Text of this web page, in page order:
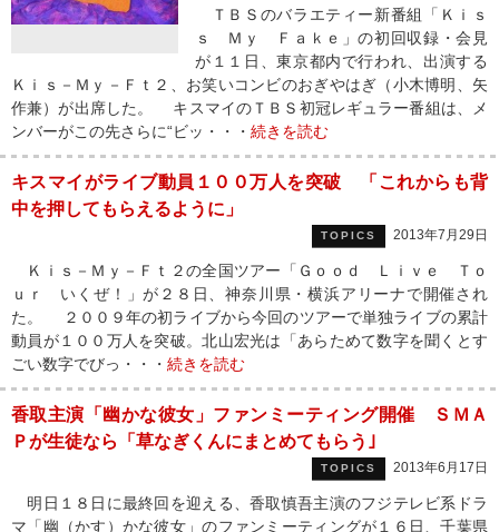
ＴＢＳのバラエティー新番組「Ｋｉｓ
ｓ Ｍｙ Ｆａｋｅ」の初回収録・会見
が１１日、東京都内で行われ、出演する
Ｋｉｓ－Ｍｙ－Ｆｔ２、お笑いコンビのおぎやはぎ（小木博明、矢
作兼）が出席した。 キスマイのＴＢＳ初冠レギュラー番組は、メ
ンバーがこの先さらに“ビッ・・・ 続きを読む
キスマイがライブ動員１００万人を突破 「これからも背
中を押してもらえるように」
TOPICS 2013年7月29日
Ｋｉｓ－Ｍｙ－Ｆｔ２の全国ツアー「Ｇｏｏｄ Ｌｉｖｅ Ｔｏ
ｕｒ いくぜ！」が２８日、神奈川県・横浜アリーナで開催され
た。 ２００９年の初ライブから今回のツアーで単独ライブの累計
動員が１００万人を突破。北山宏光は「あらためて数字を聞くとす
ごい数字でびっ・・・ 続きを読む
香取主演「幽かな彼女」ファンミーティング開催 ＳＭＡ
Ｐが生徒なら「草なぎくんにまとめてもらう｣
TOPICS 2013年6月17日
明日１８日に最終回を迎える、香取慎吾主演のフジテレビ系ドラ
マ「幽（かす）かな彼女」のファンミーティングが１６日、千葉県